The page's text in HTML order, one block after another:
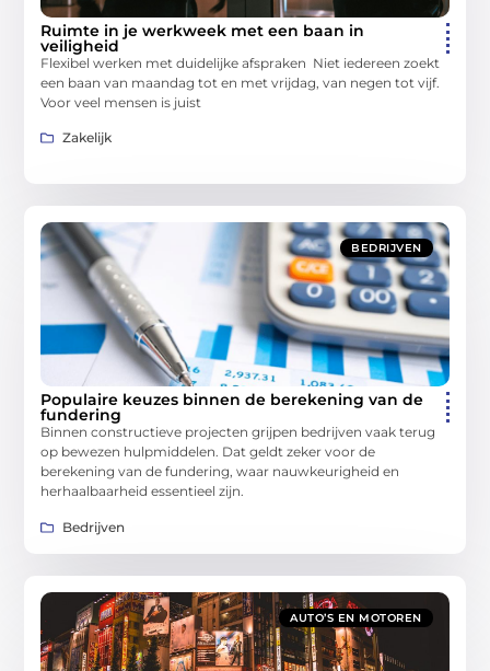
Ruimte in je werkweek met een baan in
veiligheid
Flexibel werken met duidelijke afspraken Niet iedereen zoekt
een baan van maandag tot en met vrijdag, van negen tot vijf.
Voor veel mensen is juist
Zakelijk
BEDRIJVEN
Populaire keuzes binnen de berekening van de
fundering
Binnen constructieve projecten grijpen bedrijven vaak terug
op bewezen hulpmiddelen. Dat geldt zeker voor de
berekening van de fundering, waar nauwkeurigheid en
herhaalbaarheid essentieel zijn.
Bedrijven
AUTO’S EN MOTOREN